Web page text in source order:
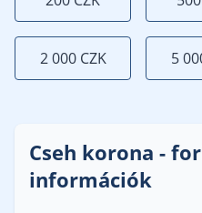
2 000 CZK 5
Cseh korona -
információk